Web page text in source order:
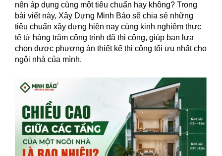
nên áp dụng cùng một tiêu chuẩn hay không? Trong
bài viết này, Xây Dựng Minh Bảo sẽ chia sẻ những
tiêu chuẩn xây dựng hiện nay cùng kinh nghiệm thực
tế từ hàng trăm công trình đã thi công, giúp bạn lựa
chọn được phương án thiết kế thi công tối ưu nhất cho
ngôi nhà của mình.